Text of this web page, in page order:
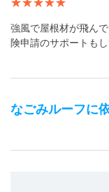
強風で屋根材が飛ん
険申請のサポートも
なごみルーフに